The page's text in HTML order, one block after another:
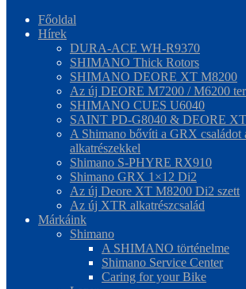
Főoldal
Hírek
DURA-ACE WH-R9370
SHIMANO Thick Rotors
SHIMANO DEORE XT M8200
Az új DEORE M7200 / M6200
SHIMANO CUES U6040
SAINT PD-G8040 & DEORE
A Shimano bővíti a GRX családot
alkatrészekkel
Shimano S-PHYRE RX910
Shimano GRX 1×12 Di2
Az új Deore XT M8200 Di2 szett
Az új XTR alkatrészcsalád
Márkáink
Shimano
A SHIMANO történelme
Shimano Service Center
Caring for your Bike